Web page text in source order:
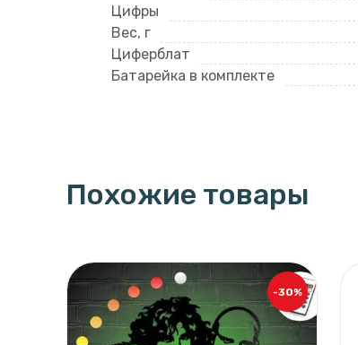
Цифры
Вес, г
Циферблат
Батарейка в комплекте
Похожие товары
-30%